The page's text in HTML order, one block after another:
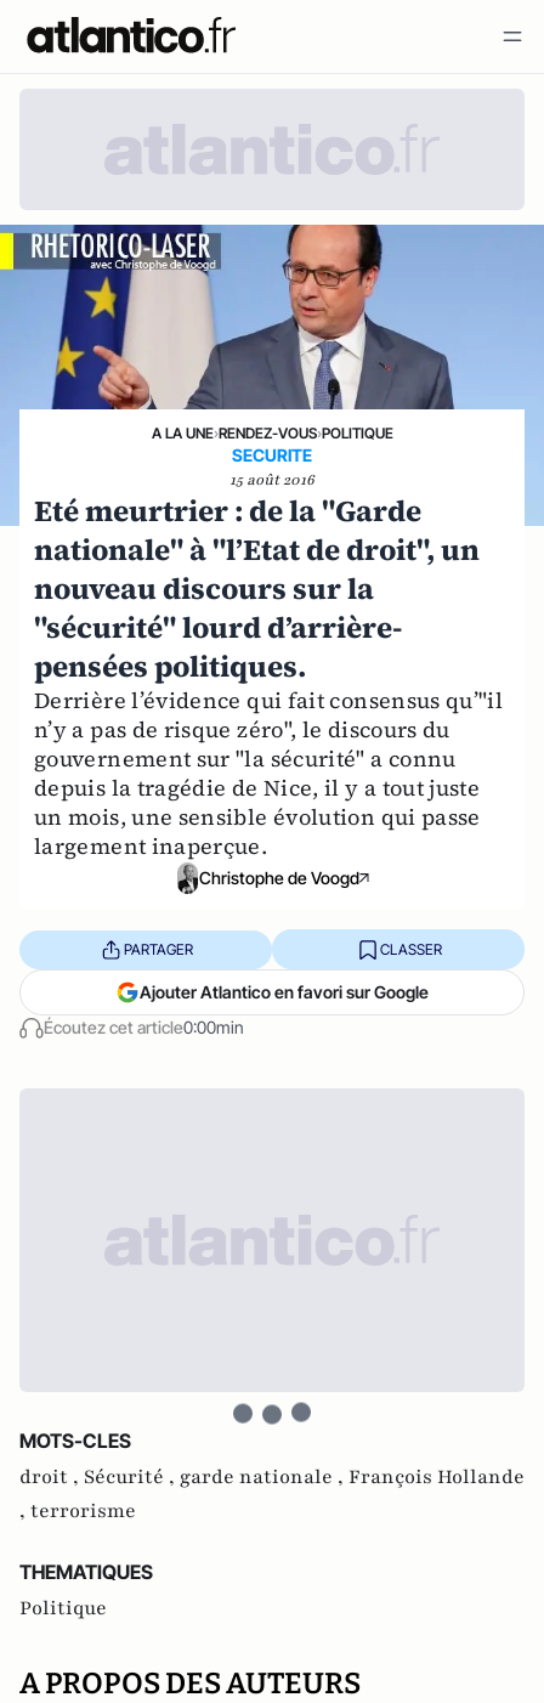
A LA UNE›RENDEZ-VOUS›POLITIQUE
SECURITE
15 août 2016
Eté meurtrier : de la "Garde
nationale" à "l’Etat de droit", un
nouveau discours sur la
"sécurité" lourd d’arrière-
pensées politiques.
Derrière l’évidence qui fait consensus qu’"il
n’y a pas de risque zéro", le discours du
gouvernement sur "la sécurité" a connu
depuis la tragédie de Nice, il y a tout juste
un mois, une sensible évolution qui passe
largement inaperçue.
Christophe de Voogd
Écoutez cet article0:00min
PARTAGER CLASSER
Ajouter Atlantico en favori sur Google
MOTS-CLES
droit , Sécurité , garde nationale , François Hollande
, terrorisme
THEMATIQUES
Politique
A PROPOS DES AUTEURS